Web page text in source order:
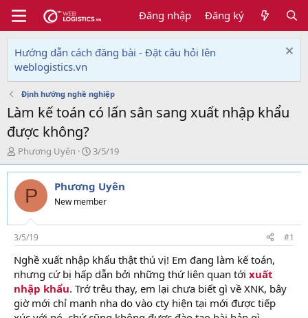
Đăng nhập Đăng ký
Hướng dẫn cách đăng bài - Đặt câu hỏi lên
weblogistics.vn
Định hướng nghề nghiệp
Làm kế toán có lấn sân sang xuất nhập khẩu
được không?
T
h
r
e
d
s
t
a
r
t
e
r
Phương Uyên
N
g
à
y
g
i
3/5/19
P Phương Uyên
New member
3/5/19 #1
Nghề xuất nhập khẩu thật thú vị! Em đang làm kế toán,
nhưng cứ bị hấp dẫn bởi những thứ liên quan tới xuất
nhập khẩu. Trớ trêu thay, em lại chưa biết gì về XNK, bây
giờ mới chỉ manh nha do vào cty hiện tại mới được tiếp